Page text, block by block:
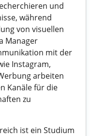
und
während
von visuellen
Manager
mit der
Instagram,
arbeiten
Kanäle für die
zu
ist ein Studium